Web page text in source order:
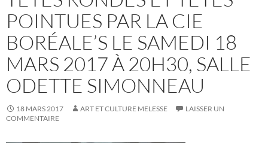
POINTUES PAR LA CIE
BORÉALE’S LE SAMEDI 18
MARS 2017 À 20H30, SALLE
ODETTE SIMONNEAU
18 MARS 2017 ART ET CULTURE MELESSE
LAISSER UN
COMMENTAIRE